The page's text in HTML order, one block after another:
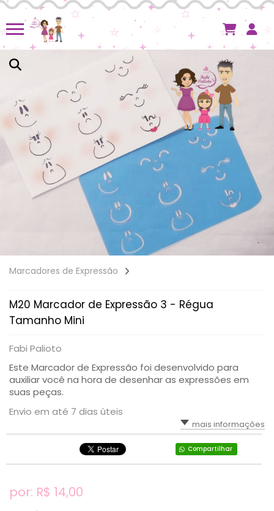
Marcadores de Expressão
M20 Marcador de Expressão 3 - Régua
Tamanho Mini
Fabi Palioto
Este Marcador de Expressão foi desenvolvido para
auxiliar você na hora de desenhar as expressões em
suas peças.
Envio em até 7 dias úteis
mais informações
Compartilhar
por: R$ 14,00